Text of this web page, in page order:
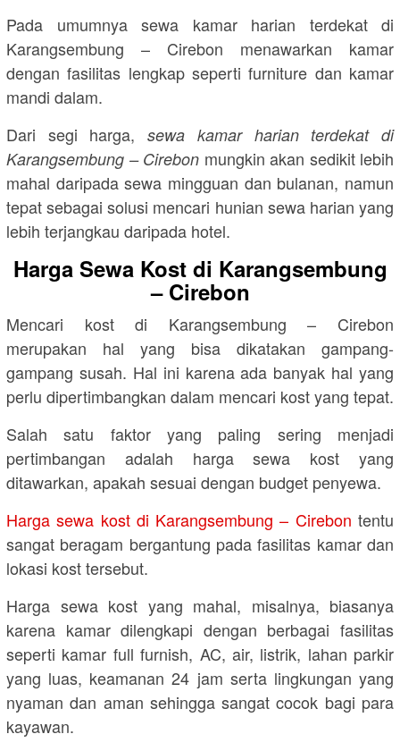
Pada umumnya sewa kamar harian terdekat di
Karangsembung – Cirebon menawarkan kamar
dengan fasilitas lengkap seperti furniture dan kamar
mandi dalam.
Dari segi harga,sewa kamar harian terdekat di
Karangsembung – Cirebon mungkin akan sedikit lebih
mahal daripada sewa mingguan dan bulanan, namun
tepat sebagai solusi mencari hunian sewa harian yang
lebih terjangkau daripada hotel.
Harga Sewa Kost di Karangsembung
– Cirebon
Mencari kost di Karangsembung – Cirebon
merupakan hal yang bisa dikatakan gampang-
gampang susah. Hal ini karena ada banyak hal yang
perlu dipertimbangkan dalam mencari kost yang tepat.
Salah satu faktor yang paling sering menjadi
pertimbangan adalah harga sewa kost yang
ditawarkan, apakah sesuai dengan budget penyewa.
Harga sewa kost di Karangsembung – Cirebon tentu
sangat beragam bergantung pada fasilitas kamar dan
lokasi kost tersebut.
Harga sewa kost yang mahal, misalnya, biasanya
karena kamar dilengkapi dengan berbagai fasilitas
seperti kamar full furnish, AC, air, listrik, lahan parkir
yang luas, keamanan 24 jam serta lingkungan yang
nyaman dan aman sehingga sangat cocok bagi para
kayawan.